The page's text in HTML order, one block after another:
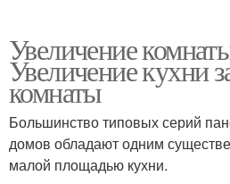
Увеличение
Увеличение кухни
комнаты
Большинство типовых серий
домов обладают одним
малой площадью кухни.